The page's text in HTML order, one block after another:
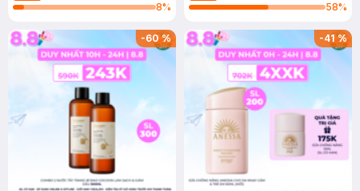
8%
58%
-60% -41%